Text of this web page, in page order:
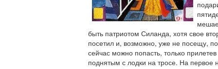
быть патриотом Силанда, хотя свое
посетил и, возможно, уже не посещу,
сейчас можно попасть, только
поднятым с лодки на тросе. На первое